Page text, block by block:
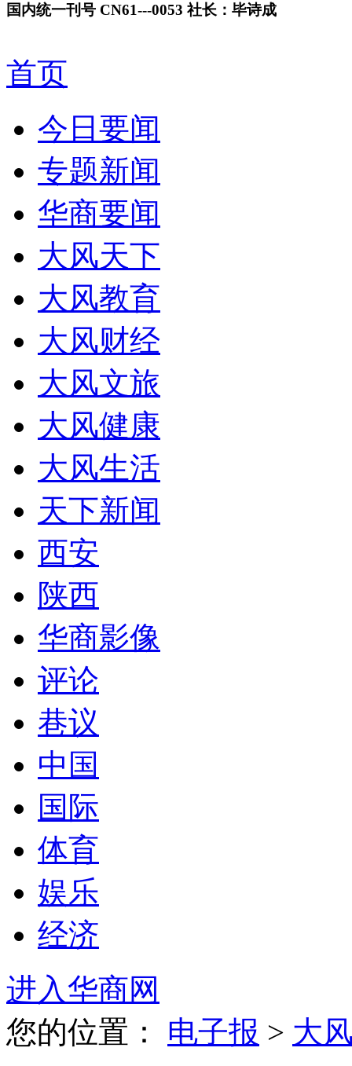
国内统一刊号 CN61---0053 社长：毕诗成
首页
今日要闻
专题新闻
华商要闻
大风天下
大风教育
大风财经
大风文旅
大风健康
大风生活
天下新闻
西安
陕西
华商影像
评论
巷议
中国
国际
体育
娱乐
经济
进入华商网
您的位置： 电子报 > 大